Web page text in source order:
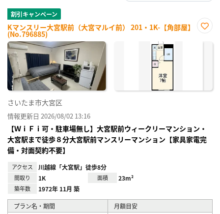
割引キャンペーン
Kマンスリー大宮駅前（大宮マルイ前） 201・1K-【角部屋】
(No.796885)
に入
さいたま市大宮区
情報更新日 2026/08/02 13:16
【ＷｉＦｉ可・駐車場無し】大宮駅前ウィークリーマンション・
大宮駅まで徒歩８分大宮駅前マンスリーマンション【家具家電完
備・対面契約不要】
アクセス 川越線「大宮駅」徒歩8分
間取り 1K 面積 23m²
築年数 1972年 11月 築
プラン名・期間 月額目安